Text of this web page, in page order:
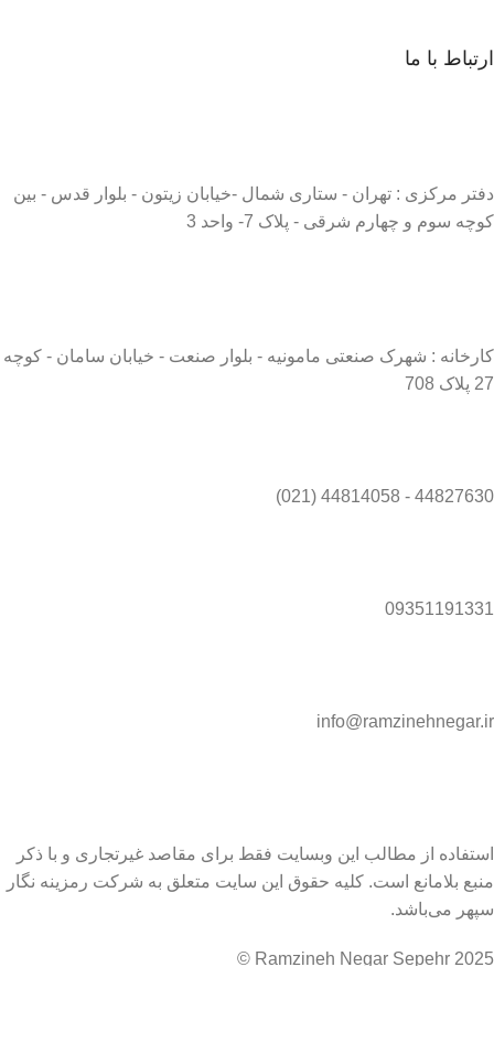
ارتباط با ما
دفتر مرکزی : تهران - ستاری شمال -خیابان زیتون - بلوار قدس - بین
کوچه سوم و چهارم شرقی - پلاک 7- واحد 3
کارخانه : شهرک صنعتی مامونیه - بلوار صنعت - خیابان سامان - کوچه
27 پلاک 708
44827630 - 44814058 (021)
09351191331
info@ramzinehnegar.ir
استفاده از مطالب این وبسایت فقط برای مقاصد غیرتجاری و با ذکر
منبع بلامانع است. کلیه حقوق این سایت متعلق به شرکت رمزینه نگار
سپهر می‌باشد.
Ramzineh Negar Sepehr 2025 ©